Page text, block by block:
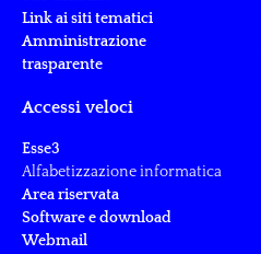
Link ai siti tematici
Amministrazione
trasparente
Accessi veloci
Esse3
Alfabetizzazione informatica
Area riservata
Software e download
Webmail